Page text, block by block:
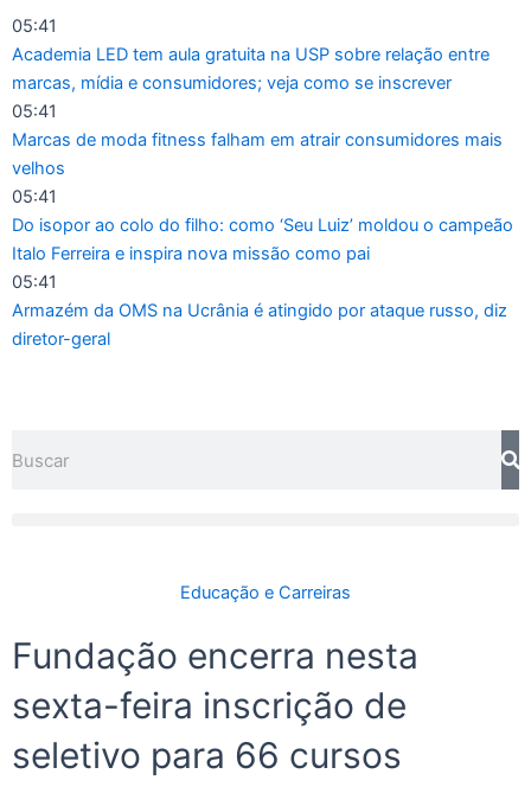
conteúdo
05:41
Academia LED tem aula gratuita na USP sobre relação entre
marcas, mídia e consumidores; veja como se inscrever
05:41
Marcas de moda fitness falham em atrair consumidores mais
velhos
05:41
Do isopor ao colo do filho: como ‘Seu Luiz’ moldou o campeão
Italo Ferreira e inspira nova missão como pai
05:41
Armazém da OMS na Ucrânia é atingido por ataque russo, diz
diretor-geral
Educação e Carreiras
Fundação encerra nesta
sexta-feira inscrição de
seletivo para 66 cursos